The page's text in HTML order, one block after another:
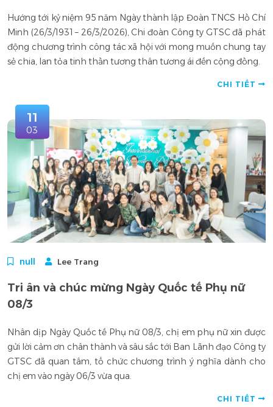
Hướng tới kỷ niệm 95 năm Ngày thành lập Đoàn TNCS Hồ Chí
Minh (26/3/1931 – 26/3/2026), Chi đoàn Công ty GTSC đã phát
động chương trình công tác xã hội với mong muốn chung tay
sẻ chia, lan tỏa tinh thần tương thân tương ái đến cộng đồng.
CHI TIẾT
11
03
null Lee Trang
Tri ân và chúc mừng Ngày Quốc tế Phụ nữ
08/3
Nhân dịp Ngày Quốc tế Phụ nữ 08/3, chị em phụ nữ xin được
gửi lời cảm ơn chân thành và sâu sắc tới Ban Lãnh đạo Công ty
GTSC đã quan tâm, tổ chức chương trình ý nghĩa dành cho
chị em vào ngày 06/3 vừa qua.
CHI TIẾT